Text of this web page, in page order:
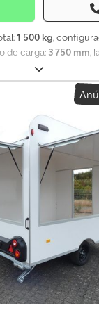
1 500 kg,
de carga: 3 750 mm,
do espaço de carga:
HBA375 Por
bruto permitido:
de aço galvanizado
10 polegadas * Freio
de 13 pinos *
aos UV),
e teto com
total no lado
em alumínio
incluindo pontos
Tjwokr Valor
COC. A
após o
ou entregue
antecedência,